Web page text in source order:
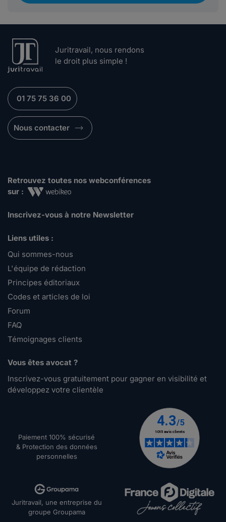
Juritravail, nous rendons
le droit plus simple !
01 75 75 36 00
Nous contacter
Retrouvez toutes nos webconférences
sur :
Inscrivez-vous à notre Newsletter
Liens utiles :
Qui sommes-nous
L'équipe de rédaction
Principes éditoriaux
Codes et articles de loi
Forum
FAQ
Témoignages clients
Vous êtes avocat ?
Inscrivez-vous gratuitement pour gagner en visibilité et
développez votre clientèle
Paiement 100% sécurisé
& Protection des données
personnelles
Juritravail, une entreprise du
groupe Groupama